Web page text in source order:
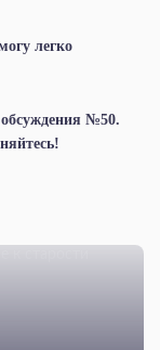
легко
№50.